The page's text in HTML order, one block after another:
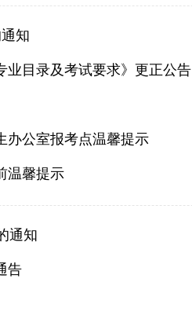
知
业目录及考试要求》更正公告
办公室报考点温馨提示
温馨提示
通知
告